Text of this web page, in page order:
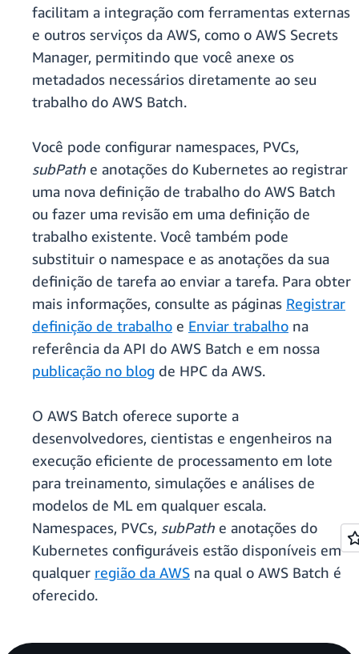
facilitam a integração com ferramentas externas
e outros serviços da AWS, como o AWS Secrets
Manager, permitindo que você anexe os
metadados necessários diretamente ao seu
trabalho do AWS Batch.
Você pode configurar namespaces, PVCs,
subPath e anotações do Kubernetes ao registrar
uma nova definição de trabalho do AWS Batch
ou fazer uma revisão em uma definição de
trabalho existente. Você também pode
substituir o namespace e as anotações da sua
definição de tarefa ao enviar a tarefa. Para obter
mais informações, consulte as páginas Registrar
definição de trabalho e Enviar trabalho na
referência da API do AWS Batch e em nossa
publicação no blog de HPC da AWS.
O AWS Batch oferece suporte a
desenvolvedores, cientistas e engenheiros na
execução eficiente de processamento em lote
para treinamento, simulações e análises de
modelos de ML em qualquer escala.
Namespaces, PVCs, subPath e anotações do
Kubernetes configuráveis estão disponíveis em
qualquer região da AWS na qual o AWS Batch é
oferecido.